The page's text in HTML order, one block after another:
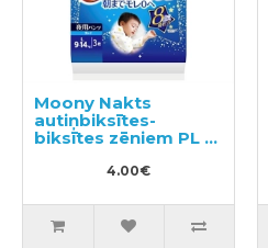
Moony Nakts
autiņbiksītes-
biksītes zēniem PL 9-
4.00€